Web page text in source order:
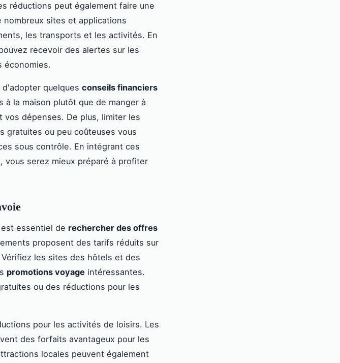
réductions peut également faire une
sites et applications
les transports et les activités. En
recevoir des alertes sur les
économies.
quelques conseils financiers
à la maison plutôt que de manger à
dépenses. De plus, limiter les
gratuites ou peu coûteuses vous
sous contrôle. En intégrant ces
serez mieux préparé à profiter
essentiel de rechercher des offres
proposent des tarifs réduits sur
les sites des hôtels et des
promotions voyage intéressantes.
ou des réductions pour les
pour les activités de loisirs. Les
des forfaits avantageux pour les
locales peuvent également